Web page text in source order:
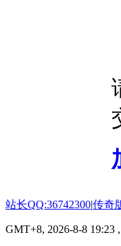
站长QQ:36742300|传奇
GMT+8, 2026-8-8 19:23